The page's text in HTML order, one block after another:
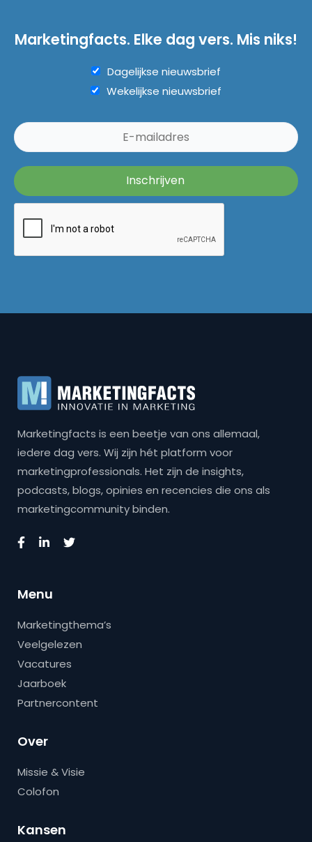
Marketingfacts. Elke dag vers. Mis niks!
Dagelijkse nieuwsbrief
Wekelijkse nieuwsbrief
Marketingfacts is een beetje van ons allemaal,
iedere dag vers. Wij zijn hét platform voor
marketingprofessionals. Het zijn de insights,
podcasts, blogs, opinies en recencies die ons als
marketingcommunity binden.
Menu
Marketingthema’s
Veelgelezen
Vacatures
Jaarboek
Partnercontent
Over
Missie & Visie
Colofon
Kansen